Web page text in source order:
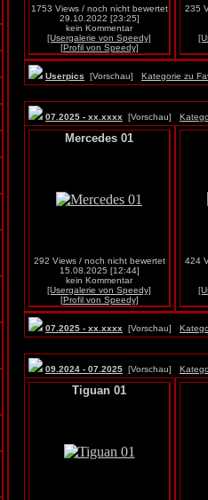
1753 Views / noch nicht bewertet
29.10.2022 [23:25]
kein Kommentar
[Usergalerie von Speedy]
[Profil von Speedy]
235
Userpics [Vorschau] Kategorie zu
07.2025 - xx.xxxx [Vorschau]
Mercedes 01
292 Views / noch nicht bewertet
15.08.2025 [12:44]
kein Kommentar
[Usergalerie von Speedy]
[Profil von Speedy]
424
07.2025 - xx.xxxx [Vorschau]
09.2024 - 07.2025 [Vorschau]
Tiguan 01